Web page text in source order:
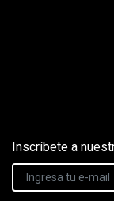
Inscríbete a